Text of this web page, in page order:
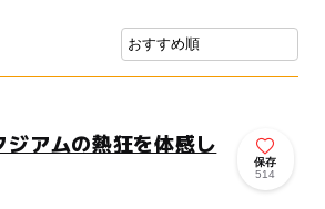
アムの熱狂を体感し
保存
514